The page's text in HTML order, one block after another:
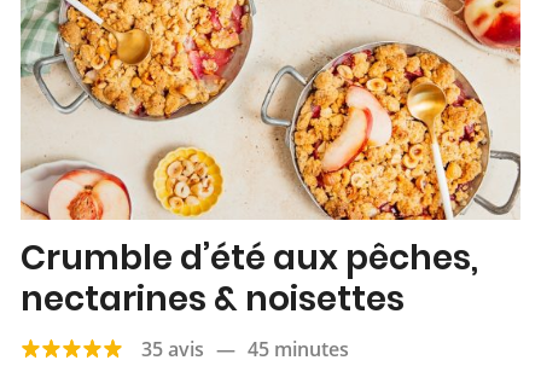
Crumble d’été aux pêches,
nectarines & noisettes
35 avis — 45 minutes